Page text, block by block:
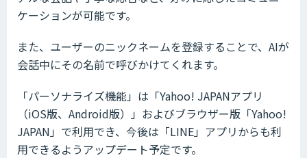
ケーションが可能です。
また、ユーザーのニックネームを登録することで、AIが
会話中にその名前で呼びかけてくれます。
「パーソナライズ機能」は「Yahoo! JAPANアプリ
（iOS版、Android版）」およびブラウザー版「Yahoo!
JAPAN」で利用でき、今後は「LINE」アプリからも利
用できるようアップデート予定です。